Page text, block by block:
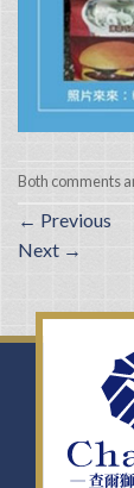
Both comments
← Previous
Next →